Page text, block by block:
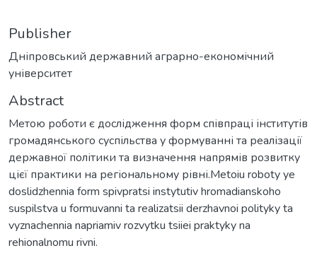
Publisher
Дніпровський державний аграрно-економічний
університет
Abstract
Метою роботи є дослідження форм співпраці інститутів
громадянського суспільства у формуванні та реалізації
державної політики та визначення напрямів розвитку
цієї практики на регіональному рівні.Metoiu roboty ye
doslidzhennia form spivpratsi instytutiv hromadianskoho
suspilstva u formuvanni ta realizatsii derzhavnoi polityky ta
vyznachennia napriamiv rozvytku tsiiei praktyky na
rehionalnomu rivni.